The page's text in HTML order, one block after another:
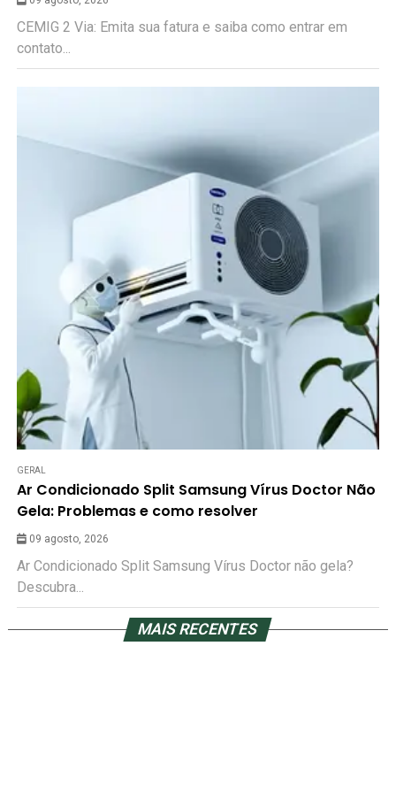
CEMIG 2 Via: Emita sua fatura e saiba como entrar em
contato...
GERAL
Ar Condicionado Split Samsung Vírus Doctor Não
Gela: Problemas e como resolver
09 agosto, 2026
Ar Condicionado Split Samsung Vírus Doctor não gela?
Descubra...
MAIS RECENTES